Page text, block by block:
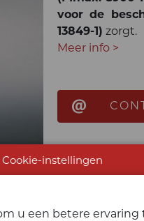
voor de
13849-1) zorgt.
Meer info >
Cookie-instellingen
u een betere